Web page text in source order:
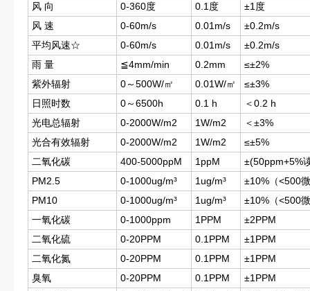
风 向
0-360度 0.1度
±1度
风 速
0-60m/s 0.01m/s
±0.2m/s
平均风速☆
0-60m/s 0.01m/s
±0.2m/s
雨 量
≦4mm/min 0.2mm
≤±2%
紫外辐射
0～500W/㎡ 0.01W/㎡
≤±3%
日照时数
0～6500h 0.1 h
＜0.2 h
光电总辐射
0-2000W/m2 1W/m2
＜±3%
光合有效辐射
0-2000W/m2 1W/m2
≤±5%
二氧化碳
400-5000ppM 1ppM
±(50ppm+5%
PM2.5
0-1000ug/m³ 1ug/m³
±10%（<500
PM10
0-1000ug/m³ 1ug/m³
±10%（<500
一氧化碳
0-1000ppm 1PPM
±2PPM
二氧化硫
0-20PPM 0.1PPM
±1PPM
二氧化氮
0-20PPM 0.1PPM
±1PPM
臭氧
0-20PPM 0.1PPM
±1PPM